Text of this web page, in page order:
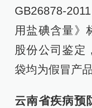
GB26878-
用盐碘含量》
股份公司鉴定
袋均为假冒产品
云南省疾病预